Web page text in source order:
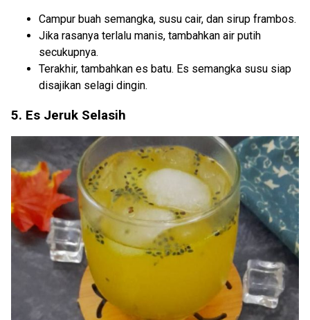
Campur buah semangka, susu cair, dan sirup frambos.
Jika rasanya terlalu manis, tambahkan air putih
secukupnya.
Terakhir, tambahkan es batu. Es semangka susu siap
disajikan selagi dingin.
5. Es Jeruk Selasih